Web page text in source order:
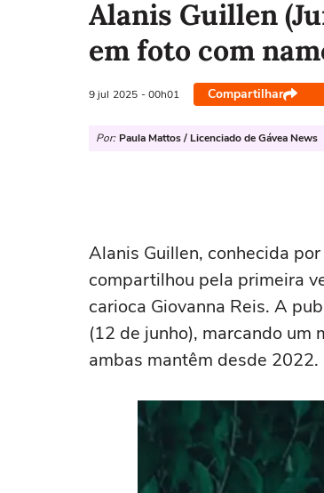
Alanis Guillen
em foto com
9 jul 2025 - 00h01 Compartilhar
Por: Paula Mattos / Licenciado de Gávea News
Alanis Guillen, conhecida
compartilhou pela primeira
carioca Giovanna Reis. A
(12 de junho), marcando um
ambas mantêm desde 2022.